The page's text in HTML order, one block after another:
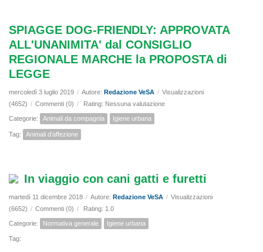
SPIAGGE DOG-FRIENDLY: APPROVATA
ALL'UNANIMITA' dal CONSIGLIO
REGIONALE MARCHE la PROPOSTA di
LEGGE
mercoledì 3 luglio 2019 / Autore: Redazione VeSA / Visualizzazioni
(4652) / Commenti (0) / Rating: Nessuna valutazione
Categorie: Animali da compagnia Igiene urbana
Tag: Animali d'affezione
In viaggio con cani gatti e furetti
martedì 11 dicembre 2018 / Autore: Redazione VeSA / Visualizzazioni
(6652) / Commenti (0) / Rating: 1.0
Categorie: Normativa generale Igiene urbana
Tag: